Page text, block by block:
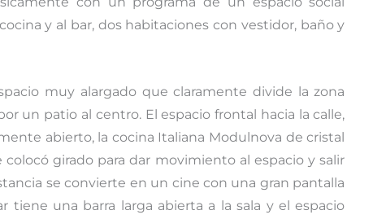
y al bar, dos habitaciones con vestidor, baño y
muy alargado que claramente divide la zona
un patio al centro. El espacio frontal hacia la calle,
abierto, la cocina Italiana Modulnova de cristal
girado para dar movimiento al espacio y salir
se convierte en un cine con una gran pantalla
tiene una barra larga abierta a la sala y el espacio